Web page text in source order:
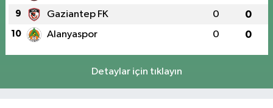
9 Gaziantep FK 0 0
10 Alanyaspor 0 0
Detaylar için tıklayın